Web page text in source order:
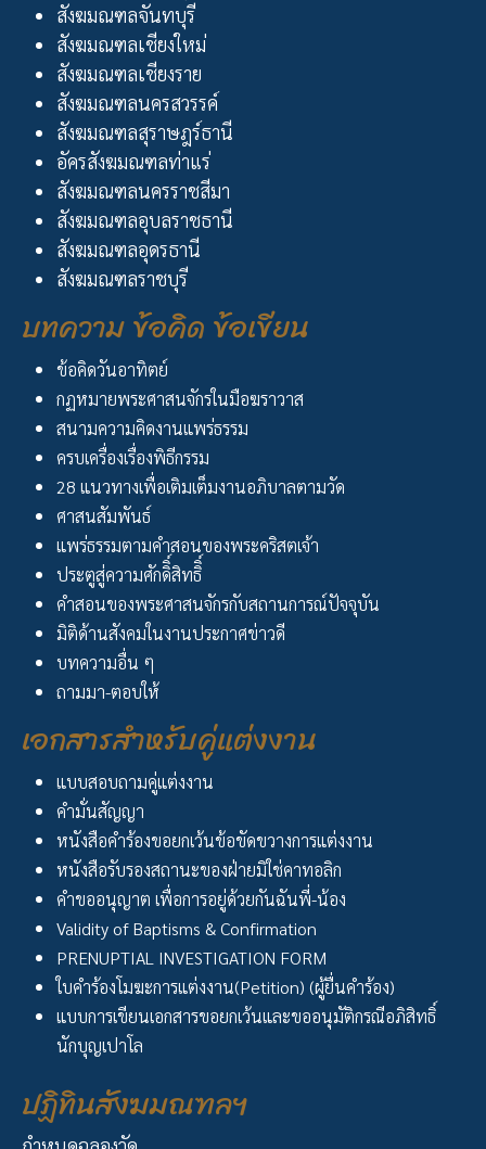
สังฆมณฑลจันทบุรี
สังฆมณฑลเชียงใหม่
สังฆมณฑลเชียงราย
สังฆมณฑลนครสวรรค์
สังฆมณฑลสุราษฎร์ธานี
อัครสังฆมณฑลท่าแร่
สังฆมณฑลนครราชสีมา
สังฆมณฑลอุบลราชธานี
สังฆมณฑลอุดรธานี
สังฆมณฑลราชบุรี
บทความ ข้อคิด ข้อเขียน
ข้อคิดวันอาทิตย์
กฏหมายพระศาสนจักรในมือฆราวาส
สนามความคิดงานแพร่ธรรม
ครบเครื่องเรื่องพิธีกรรม
28 แนวทางเพื่อเติมเต็มงานอภิบาลตามวัด
ศาสนสัมพันธ์
แพร่ธรรมตามคำสอนของพระคริสตเจ้า
ประตูสู่ความศักดิิ์สิทธิิ์
คำสอนของพระศาสนจักรกับสถานการณ์ปัจจุบัน
มิติด้านสังคมในงานประกาศข่าวดี
บทความอื่น ๆ
ถามมา-ตอบให้
เอกสารสำหรับคู่แต่งงาน
แบบสอบถามคู่แต่งงาน
คำมั่นสัญญา
หนังสือคำร้องขอยกเว้นข้อขัดขวางการแต่งงาน
หนังสือรับรองสถานะของฝ่ายมิใช่คาทอลิก
คำขออนุญาต เพื่อการอยู่ด้วยกันฉันพี่-น้อง
Validity of Baptisms & Confirmation
PRENUPTIAL INVESTIGATION FORM
ใบคำร้องโมฆะการแต่งงาน(Petition) (ผู้ยื่นคำร้อง)
แบบการเขียนเอกสารขอยกเว้นและขออนุมัติกรณีอภิสิทธิ์
นักบุญเปาโล
ปฏิทินสังฆมณฑลฯ